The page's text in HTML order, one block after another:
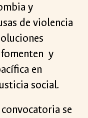
y
de violencia
fomenten y
en
social.
se